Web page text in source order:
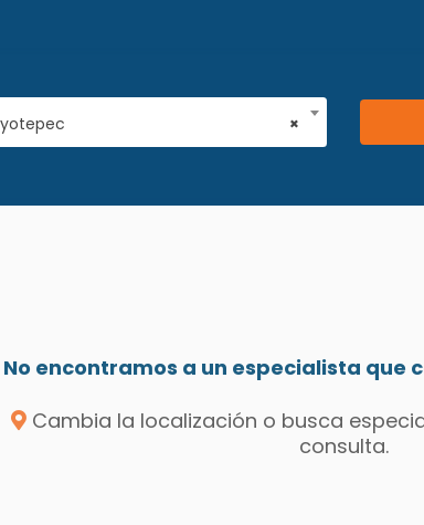
×
No encontramos a un especialista que
Cambia la localización o busca
consulta.